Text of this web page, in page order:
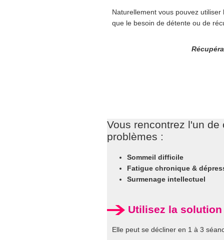
Naturellement vous pouvez utiliser
que le besoin de détente ou de
Vous rencontrez l'un de
problèmes :
Sommeil difficile
Fatigue chronique &
Surmenage intellectuel
Utilisez la solution
Elle peut se décliner en 1 à 3